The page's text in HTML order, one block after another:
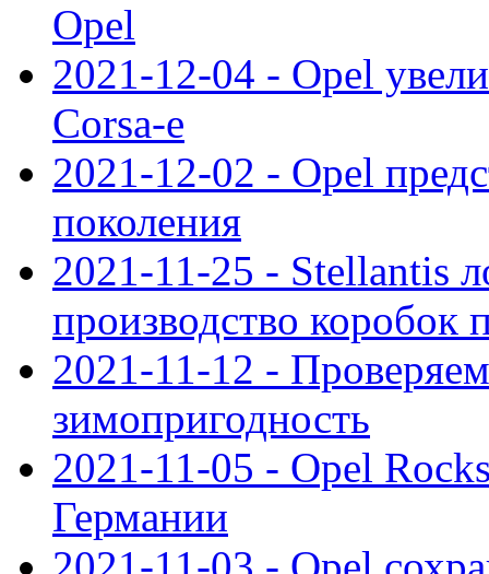
Opel
2021-12-04 - Opel
Corsa-e
2021-12-02 - Opel
поколения
2021-11-25 - Stellantis
производство коробок
2021-11-12 -
зимопригодность
2021-11-05 - Opel
Германии